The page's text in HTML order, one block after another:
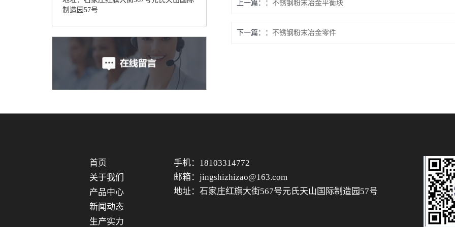
制造园57号
上一篇： 不锈钢粉末冶金平衡块
下一篇： 不锈钢粉末冶金零件
首页
关于我们
产品中心
新闻动态
生产实力
手机：18103314772
邮箱：jingshizhizao@163.com
地址：石家庄红旗大街567号元氏天山国际制造园57号